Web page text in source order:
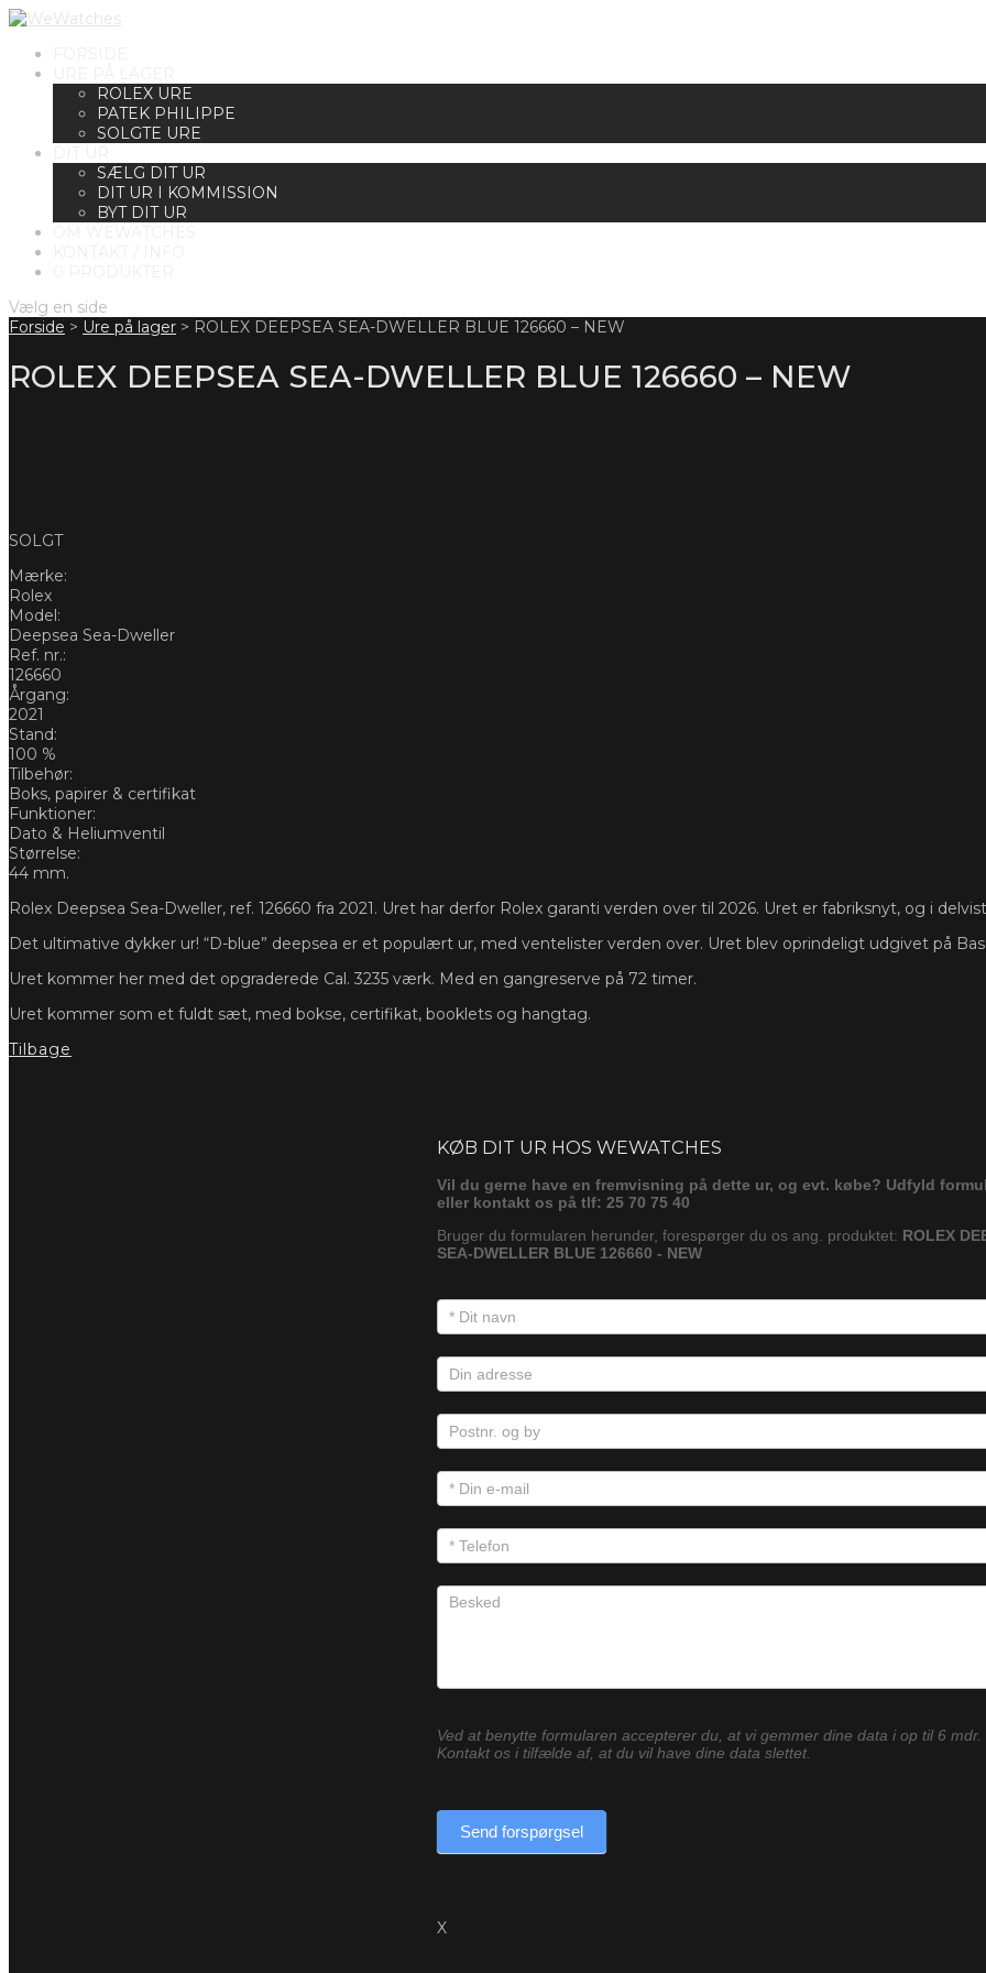
ROLEX URE
PATEK PHILIPPE
SOLGTE URE
SÆLG DIT UR
DIT UR I KOMMISSION
BYT DIT UR
Vælg en side
Forside > Ure på lager > ROLEX DEEPSEA SEA-DWELLER BLUE 126660 – NEW
ROLEX DEEPSEA SEA-DWELLER BLUE 126660 – NEW
SOLGT
Mærke:
Rolex
Model:
Deepsea Sea-Dweller
Ref. nr.:
126660
Årgang:
2021
Stand:
100 %
Tilbehør:
Boks, papirer & certifikat
Funktioner:
Dato & Heliumventil
Størrelse:
44 mm.
Rolex Deepsea Sea-Dweller, ref. 126660 fra 2021. Uret har derfor Rolex garanti verden over til 2026. Uret er fabriksnyt, og i
Det ultimative dykker ur! “D-blue” deepsea er et populært ur, med ventelister verden over. Uret blev oprindeligt udgivet på
Uret kommer her med det opgraderede Cal. 3235 værk. Med en gangreserve på 72 timer.
Uret kommer som et fuldt sæt, med bokse, certifikat, booklets og hangtag.
Tilbage
KØB DIT UR HOS WEWATCHES
Vil du gerne have en fremvisning på dette ur, og evt. købe? Udfyld
eller kontakt os på tlf: 25 70 75 40
Bruger du formularen herunder, forespørger du os ang. produktet: ROLEX
SEA-DWELLER BLUE 126660 - NEW
Ved at benytte formularen accepterer du, at vi gemmer dine data i op til 6 mdr.
Kontakt os i tilfælde af, at du vil have dine data slettet.
Send forspørgsel
X